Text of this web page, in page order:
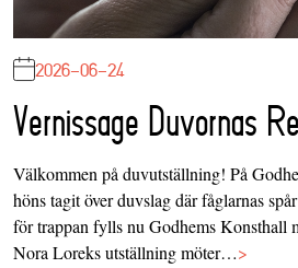
2026-06-24
Vernissage Duvornas
Välkommen på duvutställning! På
höns tagit över duvslag där fåglarnas
för trappan fylls nu Godhems Konsthall
Nora Loreks utställning möter…>